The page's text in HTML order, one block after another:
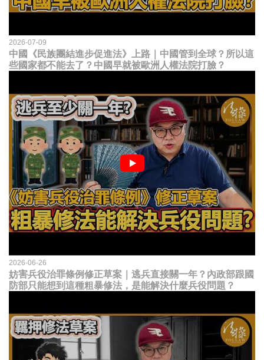
2026-07-09
中國《民族團結進步促進法》上路｜中國管到全球？所以這
些國家都不能去了？中國早就被歐洲人權法院打臉？
2026-06-26
妨害兵役治罪條例修正草案｜逃兵直接關一年？內政部跟國
防部只能想到這種粗暴修法，是能解決什麼兵役問題？